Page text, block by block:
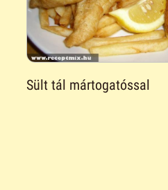
Sült tál mártogatóssal